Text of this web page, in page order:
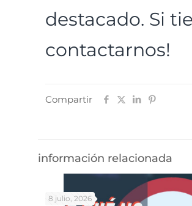
destacado. Si
contactarnos!
Compartir
información relacionada
8 julio, 2026